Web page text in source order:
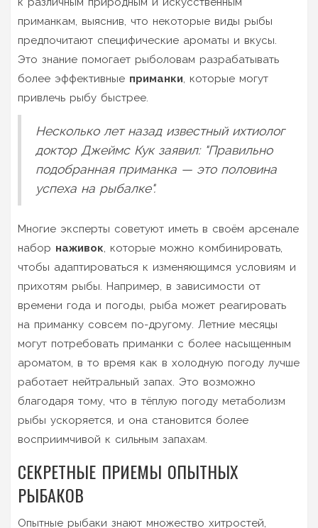
приманкам, выяснив, что некоторые виды рыбы
предпочитают специфические ароматы и вкусы.
Это знание помогает рыболовам разрабатывать
более эффективные приманки, которые могут
привлечь рыбу быстрее.
Несколько лет назад известный ихтиолог
доктор Джеймс Кук заявил: "Правильно
подобранная приманка — это половина
успеха на рыбалке".
Многие эксперты советуют иметь в своём арсенале
набор наживок, которые можно комбинировать,
чтобы адаптироваться к изменяющимся условиям и
прихотям рыбы. Например, в зависимости от
времени года и погоды, рыба может реагировать
на приманку совсем по-другому. Летние месяцы
могут потребовать приманки с более насыщенным
ароматом, в то время как в холодную погоду лучше
работает нейтральный запах. Это возможно
благодаря тому, что в тёплую погоду метаболизм
рыбы ускоряется, и она становится более
восприимчивой к сильным запахам.
СЕКРЕТНЫЕ ПРИЕМЫ ОПЫТНЫХ
РЫБАКОВ
Опытные рыбаки знают множество хитростей,